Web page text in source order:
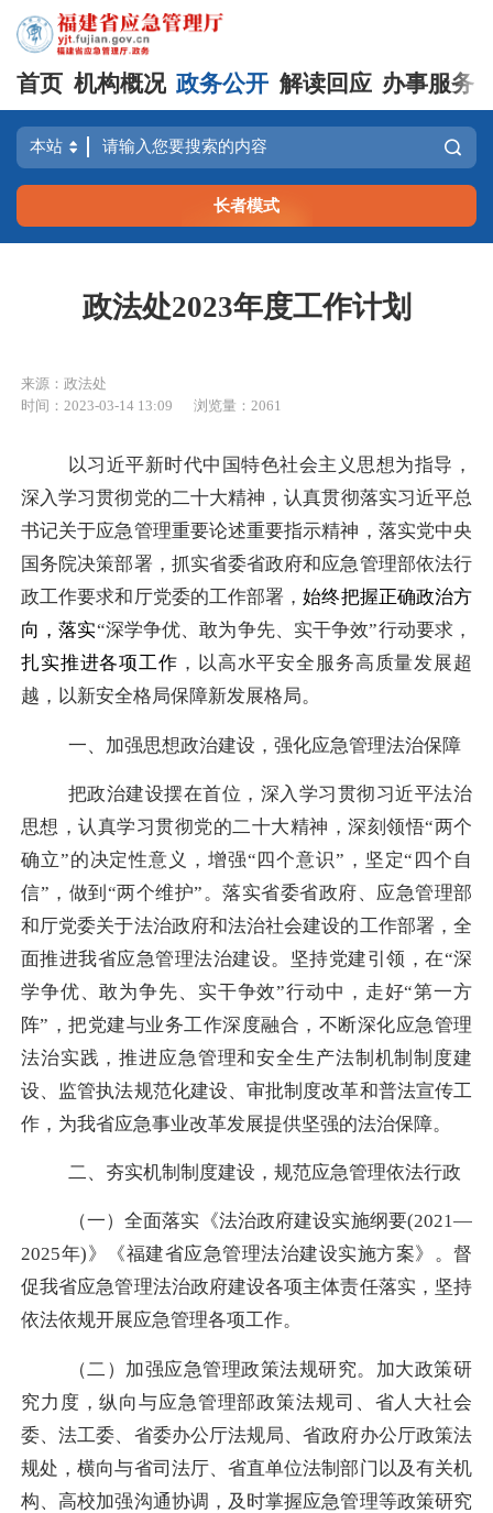
首页 机构概况 政务公开 解读回应 办事服务
长者模式
政法处2023年度工作计划
来源：政法处
时间：2023-03-14 13:09
浏览量：2061
以习近平新时代中国特色社会主义思想为指导，
深入学习贯彻党的二十大精神 ，认真贯彻落实习近平总
书记关于应急管理重要论述重要指示精神，落实党中央
国务院决策部署，抓实省委省政府和应急管理部依法行
政工作要求和厅党委的工作部署，始终把握正确政治方
向，落实“深学争优、敢为争先、实干争效”行动要求，
扎实推进各项工作 ， 以高水平安全服务高质量发展超
越，以新安全格局保障新发展格局。
一、加强思想政治建设，强化应急管理法治保障
把政治建设摆在首位，深入学习贯彻习近平法治
思想，认真学习贯彻党的二十大精神 ，深刻领悟“两个
确立”的决定性意义，增强“四个意识”，坚定“四个自
信”，做到“两个维护”。 落实省委省政府、应急管理部
和厅党委关于法治政府和法治社会建设的工作部署，全
面推进我省应急管理法治建设。 坚持党建引领，在“深
学争优、敢为争先、实干争效”行动中，走好“第一方
阵”，把党建与业务工作深度融合， 不断深化应急管理
法治实践，推进应急管理和安全生产法制机制制度建
设、监管执法规范化建设、审批制度改革和普法宣传工
作，为我省应急事业改革发展提供坚强的法治保障。
二、夯实机制制度建设，规范应急管理依法行政
（一）全面落实《法治政府建设实施纲要(2021—
2025年)》《福建省应急管理法治建设实施方案》。督
促我省应急管理法治政府建设各项主体责任落实，坚持
依法依规开展应急管理各项工作。
（二）加强应急管理政策法规研究。 加大政策研
究力度，纵向与应急管理部政策法规司、省人大社会
委、法工委、省委办公厅法规局、省政府办公厅政策法
规处，横向与省司法厅、省直单位法制部门以及有关机
构、高校加强沟通协调，及时掌握应急管理等政策研究